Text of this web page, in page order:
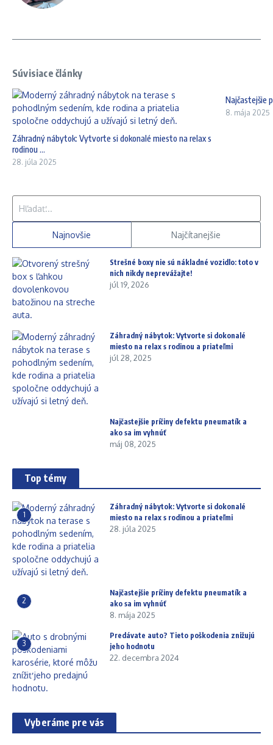
Súvisiace články
Záhradný nábytok: Vytvorte si dokonalé miesto na relax s
rodinou ...
28. júla 2025
Najčastejšie
8. mája 2025
Najnovšie Najčítanejšie
Strešné boxy nie sú nákladné vozidlo: toto v
nich nikdy neprevážajte!
júl 19, 2026
Záhradný nábytok: Vytvorte si dokonalé
miesto na relax s rodinou a priateľmi
júl 28, 2025
Najčastejšie príčiny defektu pneumatík a
ako sa im vyhnúť
máj 08, 2025
Top témy
1
Záhradný nábytok: Vytvorte si dokonalé
miesto na relax s rodinou a priateľmi
28. júla 2025
2
Najčastejšie príčiny defektu pneumatík a
ako sa im vyhnúť
8. mája 2025
3
Predávate auto? Tieto poškodenia znižujú
jeho hodnotu
22. decembra 2024
Vyberáme pre vás